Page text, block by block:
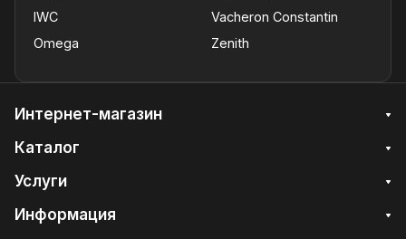
IWC
Omega
Vacheron Constantin
Zenith
Интернет-магазин
Каталог
Услуги
Информация